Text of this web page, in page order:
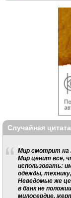
Случайная цитата
Мир смотрит на
Мир ценит всё,
использовать:
одежды,
Неведомые же
в банк не
милосердие,